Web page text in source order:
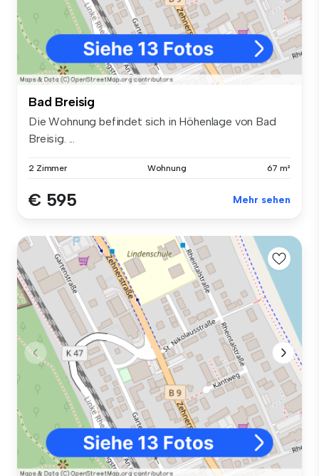
Bad Breisig
Die Wohnung befindet sich in Höhenlage von Bad
Breisig. ...
2 Zimmer Wohnung 67 m²
€ 595 Mehr sehen